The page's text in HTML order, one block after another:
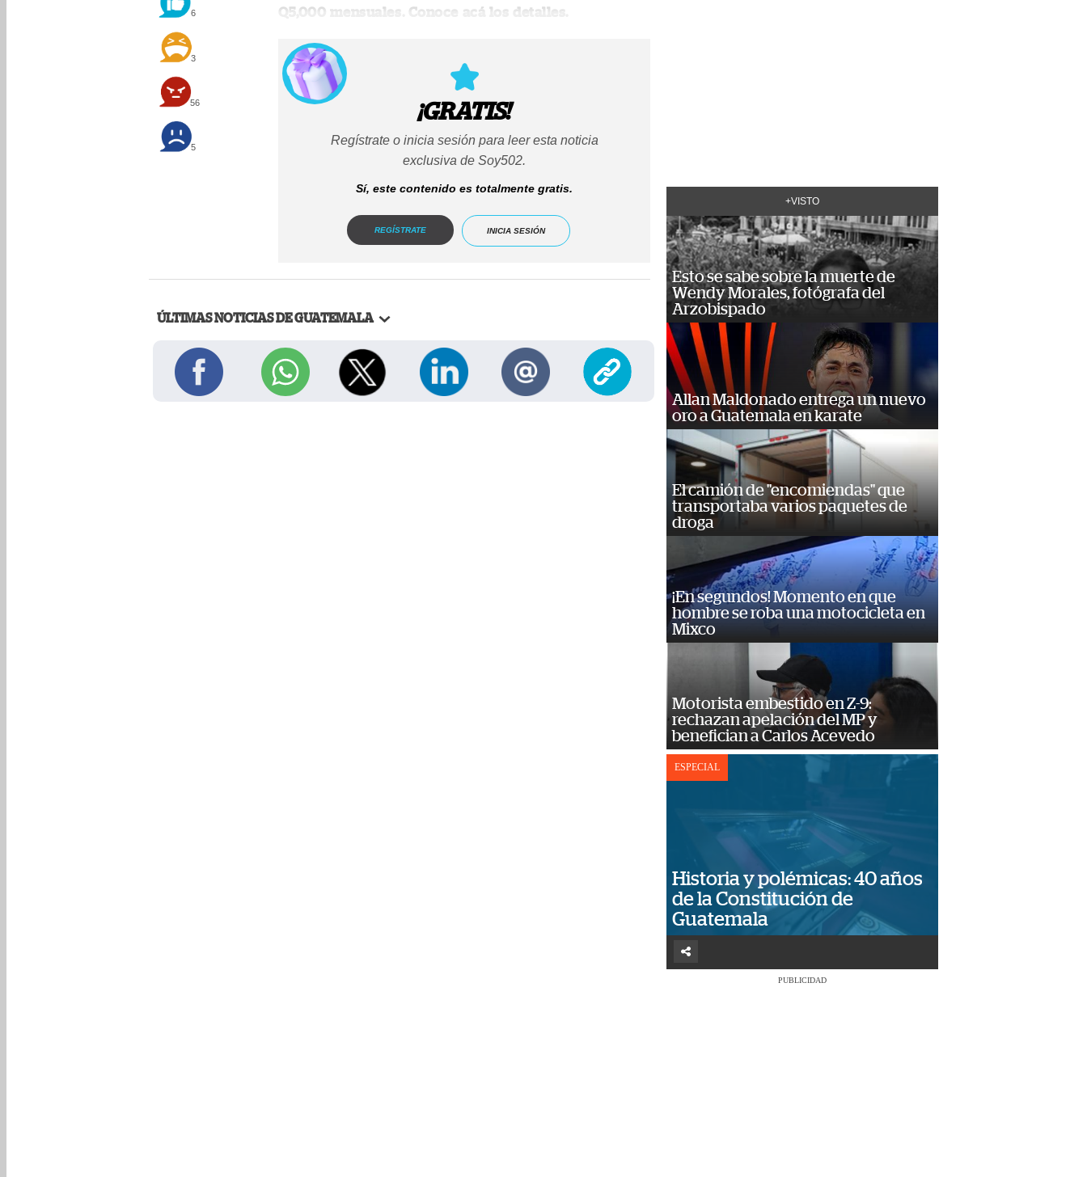
6
3
56
5
Q5,000 mensuales. Conoce acá los detalles.
¡GRATIS!
Regístrate o inicia sesión para leer esta noticia
exclusiva de Soy502.
Sí, este contenido es totalmente gratis.
REGÍSTRATE INICIA SESIÓN
ÚLTIMAS NOTICIAS DE GUATEMALA
+VISTO
Esto se sabe sobre la muerte de
Wendy Morales, fotógrafa del
Arzobispado
Allan Maldonado entrega un nuevo
oro a Guatemala en karate
El camión de "encomiendas" que
transportaba varios paquetes de
droga
¡En segundos! Momento en que
hombre se roba una motocicleta en
Mixco
Motorista embestido en Z-9:
rechazan apelación del MP y
benefician a Carlos Acevedo
ESPECIAL
Historia y polémicas: 40 años
de la Constitución de
Guatemala
PUBLICIDAD